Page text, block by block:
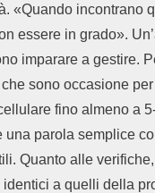
«Quando incontrano
essere in grado».
imparare a gestire.
sono occasione
fino almeno a
una parola semplice
Quanto alle
a quelli della